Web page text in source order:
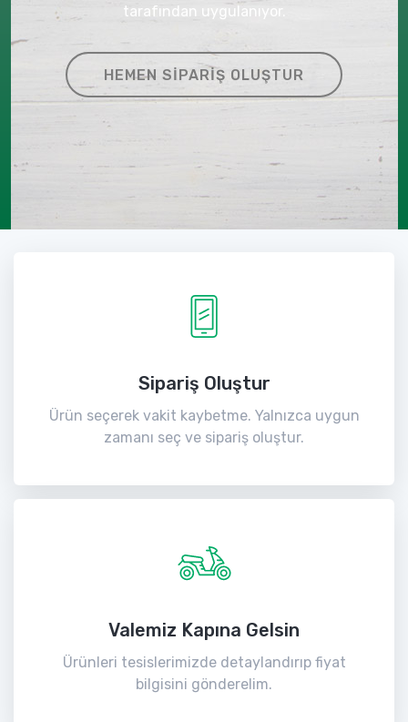
tarafından uygulanıyor.
HEMEN SIPARIŞ OLUŞTUR
Sipariş Oluştur
Ürün seçerek vakit kaybetme. Yalnızca uygun
zamanı seç ve sipariş oluştur.
Valemiz Kapına Gelsin
Ürünleri tesislerimizde detaylandırıp fiyat
bilgisini gönderelim.